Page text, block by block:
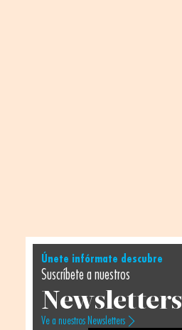
Únete infórmate descubre
Suscríbete a nuestros
Newsletters
Ve a nuestros Newsletters